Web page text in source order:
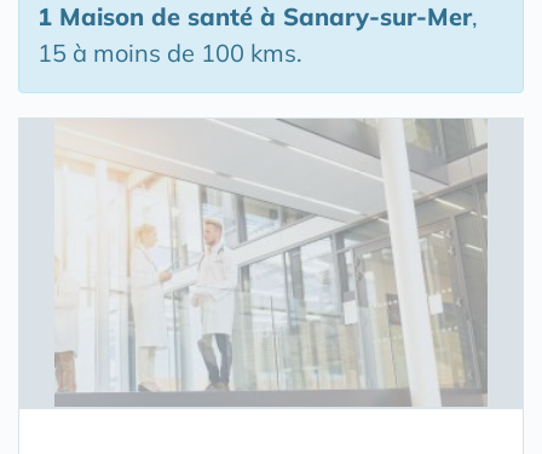
1 Maison de santé à Sanary-sur-Mer,
15 à moins de 100 kms.